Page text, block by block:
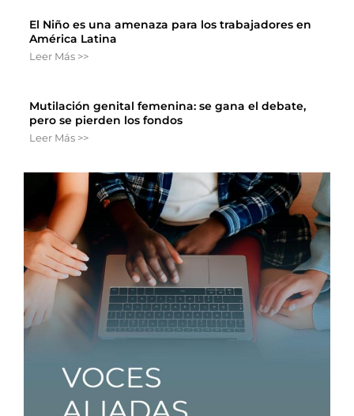
El Niño es una amenaza para los trabajadores en
América Latina
Leer Más >>
Mutilación genital femenina: se gana el debate,
pero se pierden los fondos
Leer Más >>